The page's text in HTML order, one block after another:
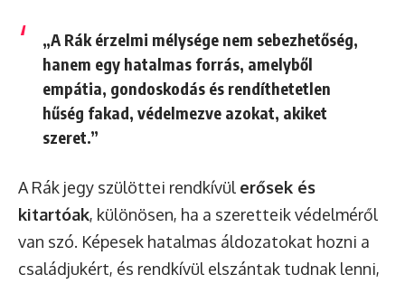
„A Rák érzelmi mélysége nem sebezhetőség,
hanem egy hatalmas forrás, amelyből
empátia, gondoskodás és rendíthetetlen
hűség fakad, védelmezve azokat, akiket
szeret.”
A Rák jegy szülöttei rendkívül erősek és
kitartóak, különösen, ha a szeretteik védelméről
van szó. Képesek hatalmas áldozatokat hozni a
családjukért, és rendkívül elszántak tudnak lenni,